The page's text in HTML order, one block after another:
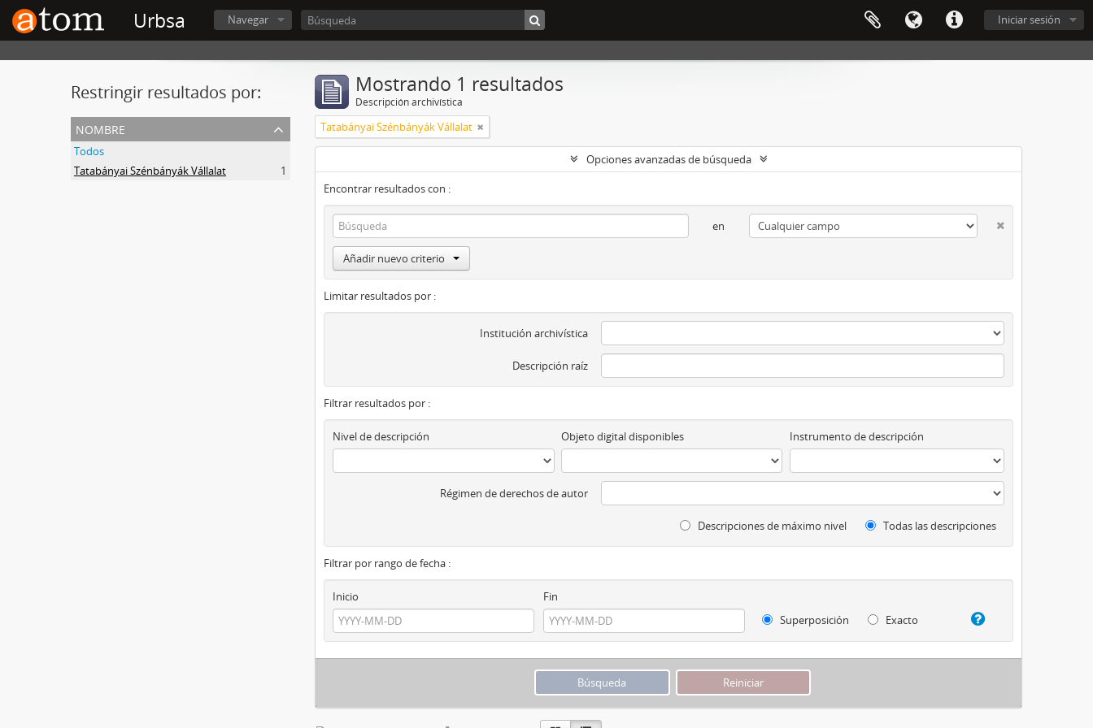
Urbsa Iniciar sesión
Navegar
Restringir resultados por:
nombre
Todos
Tatabányai Szénbányák Vállalat
1
Mostrando 1 resultados
Descripción archivística
Tatabányai Szénbányák Vállalat
Opciones avanzadas de búsqueda
Encontrar resultados con :
en
Añadir nuevo criterio
Limitar resultados por :
Institución archivística
Descripción raíz
Filtrar resultados por :
Nivel de descripción Objeto digital disponibles Instrumento de descripción
Régimen de derechos de autor
Descripciones de máximo nivel Todas las descripciones
Filtrar por rango de fecha :
Inicio
Fin
Superposición
Exacto